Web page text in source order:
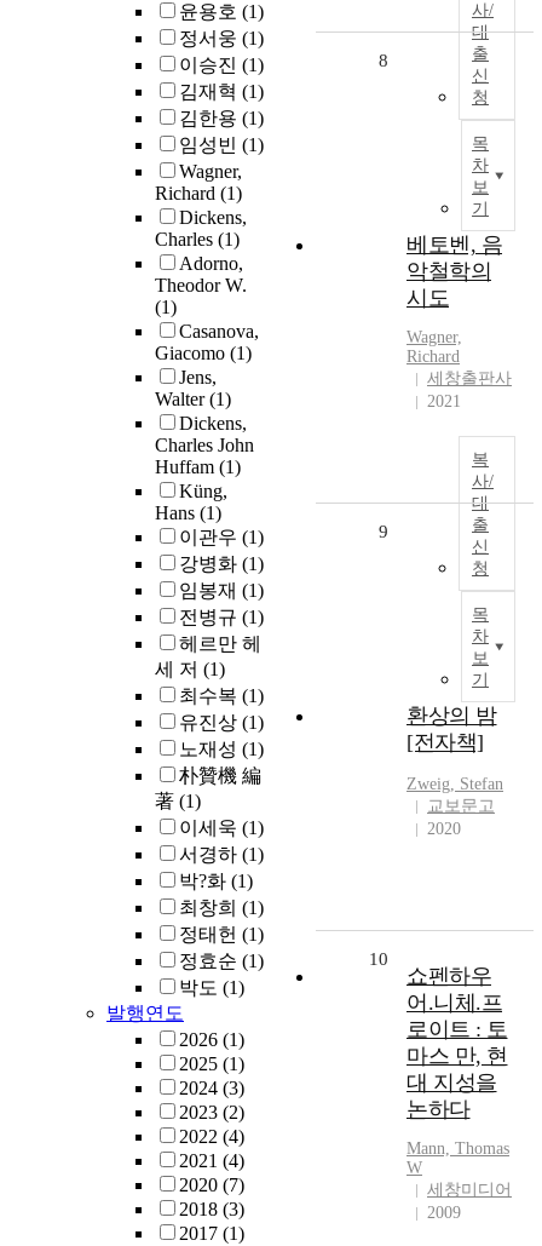
윤용호 (1)
정서웅 (1)
이승진 (1)
김재혁 (1)
김한용 (1)
임성빈 (1)
Wagner,
Richard (1)
Dickens,
Charles (1)
Adorno,
Theodor W.
(1)
Casanova,
Giacomo (1)
Jens,
Walter(1)
Dickens,
Charles John
Huffam (1)
Küng,
Hans (1)
이관우 (1)
강병화 (1)
임봉재 (1)
전병규 (1)
헤르만 헤
세 저 (1)
최수복 (1)
유진상 (1)
노재성 (1)
朴贊機 編
著 (1)
이세욱 (1)
서경하 (1)
박?화 (1)
최창희 (1)
정태헌 (1)
정효순 (1)
박도 (1)
발행연도
2026 (1)
2025 (1)
2024 (3)
2023 (2)
2022 (4)
2021 (4)
2020 (7)
2018 (3)
2017 (1)
사/
대
출
신
청
목
차
보
기
8
베토벤, 음
악철학의
시도
Wagner,
Richard
세창출판사
2021
복
사/
대
출
신
청
목
차
보
기
9
환상의 밤
[전자책]
Zweig, Stefan
교보문고
2020
10
쇼펜하우
어.니체.프
로이트 : 토
마스 만, 현
대 지성을
논하다
Mann, Thomas
W
세창미디어
2009